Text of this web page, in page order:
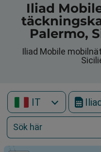
Iliad
Palermo,
Iliad Mobile
IT